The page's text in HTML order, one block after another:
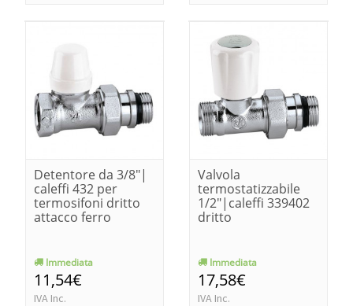
Detentore da 3/8"|
caleffi 432 per
termosifoni dritto
attacco ferro
Immediata
11,54€
IVA Inc.
Valvola
termostatizzabile
1/2"|caleffi 339402
dritto
Immediata
17,58€
IVA Inc.